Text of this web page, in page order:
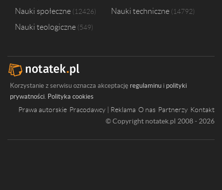
Nauki społeczne 12426 Nauki techniczne 14792
Nauki teologiczne 549
Korzystanie z serwisu oznacza akceptację regulaminu i polityki
prywatności. Polityka cookies
Prawa autorskie Pracodawcy | Reklama O nas Partnerzy Kontakt
© Copyright notatek.pl 2008 - 2026